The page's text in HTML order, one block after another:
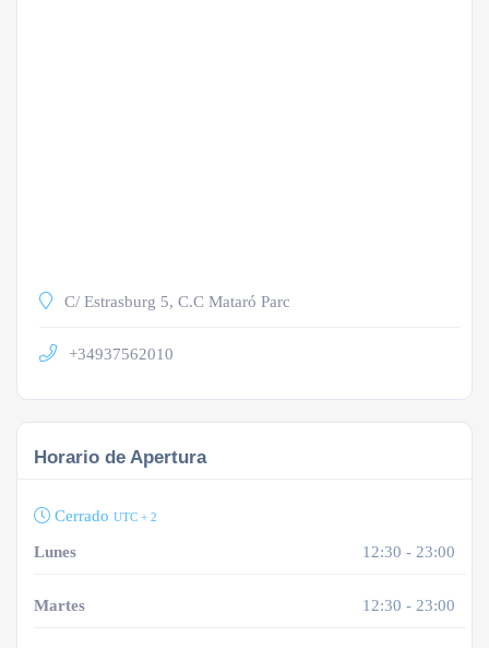
C/ Estrasburg 5, C.C Mataró Parc
+34937562010
Horario de Apertura
Cerrado UTC + 2
Lunes 12:30 - 23:00
Martes 12:30 - 23:00